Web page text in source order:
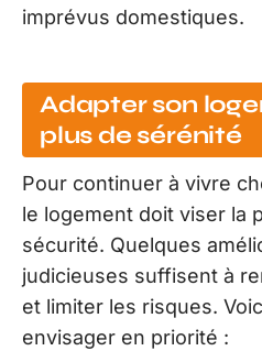
imprévus domestiques.
Adapter son
plus de sérénité
Pour continuer à vivre
le logement doit viser la
sécurité. Quelques
judicieuses suffisent à
et limiter les risques.
envisager en priorité :